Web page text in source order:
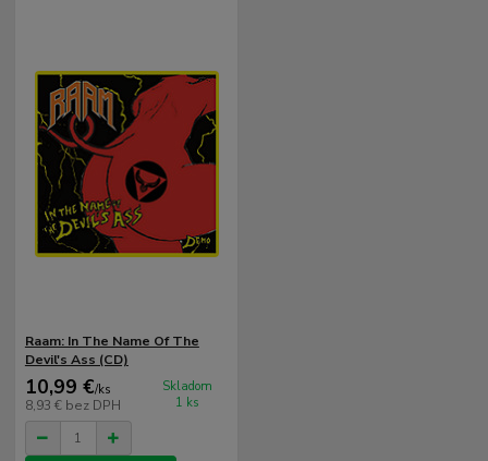
Raam: In The Name Of The
Devil's Ass (CD)
10,99 €/ks
8,93 € bez DPH
Skladom
1 ks